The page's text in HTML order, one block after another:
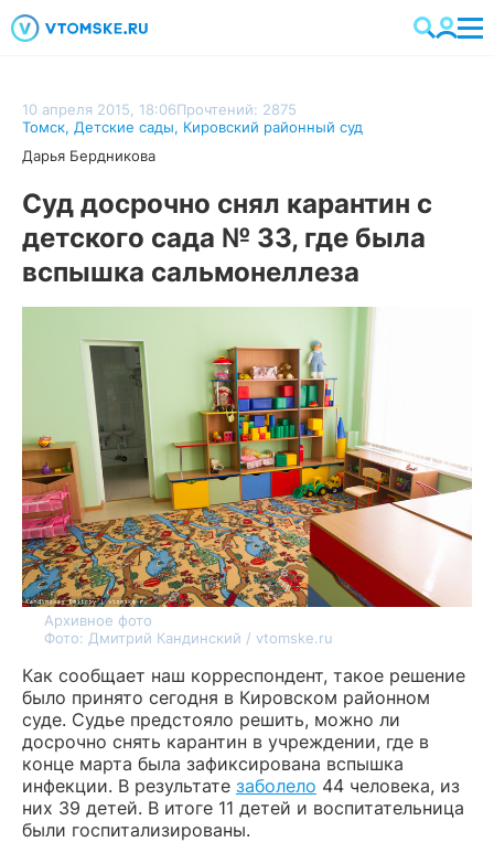
10 апреля 2015, 18:06Прочтений: 2875
Томск, Детские сады, Кировский районный суд
Дарья Бердникова
Суд досрочно снял карантин с
детского сада № 33, где была
вспышка сальмонеллеза
Архивное фото
Фото: Дмитрий Кандинский / vtomske.ru
Как сообщает наш корреспондент, такое решение
было принято сегодня в Кировском районном
суде. Судье предстояло решить, можно ли
досрочно снять карантин в учреждении, где в
конце марта была зафиксирована вспышка
инфекции. В результате заболело 44 человека, из
них 39 детей. В итоге 11 детей и воспитательница
были госпитализированы.